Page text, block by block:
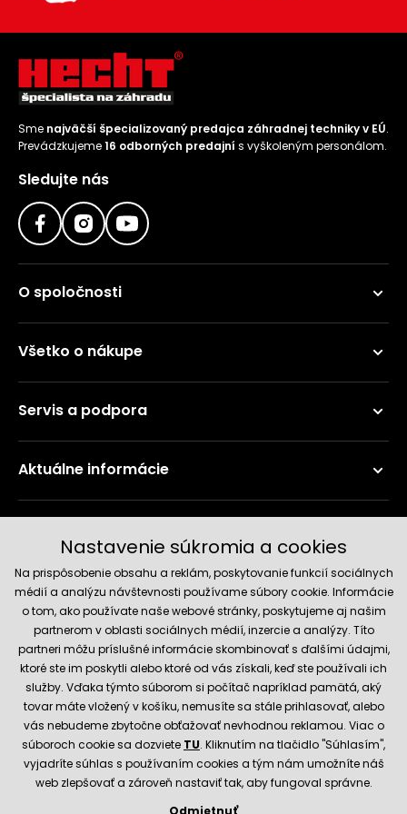
Sme najväčší špecializovaný predajca záhradnej techniky v EÚ.
Prevádzkujeme16 odborných predajní s vyškoleným personálom.
Sledujte nás
O spoločnosti
Všetko o nákupe
Servis a podpora
Aktuálne informácie
Spoľahlivý obchod
Nastavenie súkromia a cookies
Na prispôsobenie obsahu a reklám, poskytovanie funkcií sociálnych
médií a analýzu návštevnosti používame súbory cookie. Informácie
o tom, ako používate naše webové stránky, poskytujeme aj našim
partnerom v oblasti sociálnych médií, inzercie a analýzy. Títo
partneri môžu príslušné informácie skombinovať s ďalšími údajmi,
ktoré ste im poskytli alebo ktoré od vás získali, keď ste používali ich
služby. Vďaka týmto súborom si počítač napríklad pamätá, aký
tovar máte vložený v košíku, nemusíte sa stále prihlasovať, alebo
vás nebudeme zbytočne obťažovať nevhodnou reklamou. Viac o
súboroch cookie sa dozviete TU. Kliknutím na tlačidlo "Súhlasím",
vyjadríte súhlas s používaním cookies a tým nám umožníte náš
web zlepšovať a zároveň nastaviť tak, aby fungoval správne.
Odmietnuť